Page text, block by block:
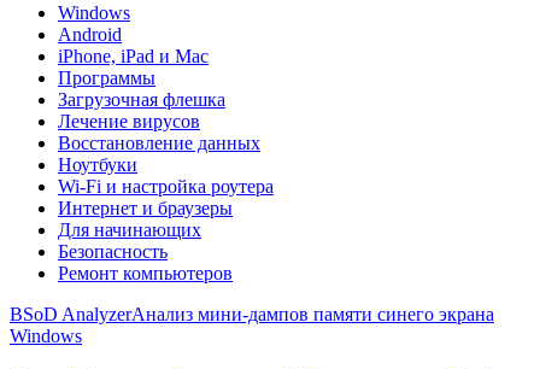
Windows
Android
iPhone, iPad и Mac
Программы
Загрузочная флешка
Лечение вирусов
Восстановление данных
Ноутбуки
Wi-Fi и настройка роутера
Интернет и браузеры
Для начинающих
Безопасность
Ремонт компьютеров
BSoD AnalyzerАнализ мини-дампов памяти синего экрана
Windows